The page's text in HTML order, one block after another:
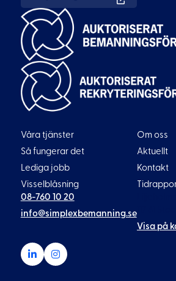
08-760 10 20
info@simplexbemanning.se
Visa på
Våra tjänster
Så fungerar det
Lediga jobb
Visselblåsning
Om oss
Aktuellt
Kontakt